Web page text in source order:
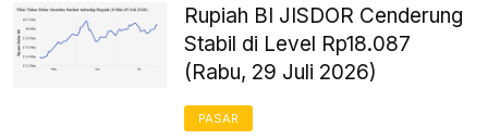
Rupiah BI JISDOR Cenderung
Stabil di Level Rp18.087
(Rabu, 29 Juli 2026)
PASAR